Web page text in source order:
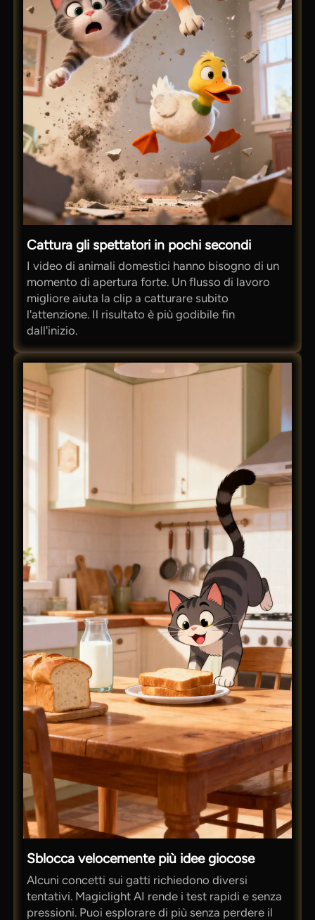
Cattura gli spettatori in pochi secondi
I video di animali domestici hanno bisogno di un
momento di apertura forte. Un flusso di lavoro
migliore aiuta la clip a catturare subito
l'attenzione. Il risultato è più godibile fin
dall'inizio.
Sblocca velocemente più idee giocose
Alcuni concetti sui gatti richiedono diversi
tentativi. Magiclight AI rende i test rapidi e senza
pressioni. Puoi esplorare di più senza perdere il